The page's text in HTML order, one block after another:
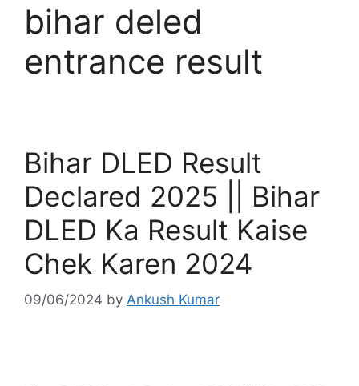
bihar deled
entrance result
Bihar DLED Result
Declared 2025 || Bihar
DLED Ka Result Kaise
Chek Karen 2024
09/06/2024 by Ankush Kumar